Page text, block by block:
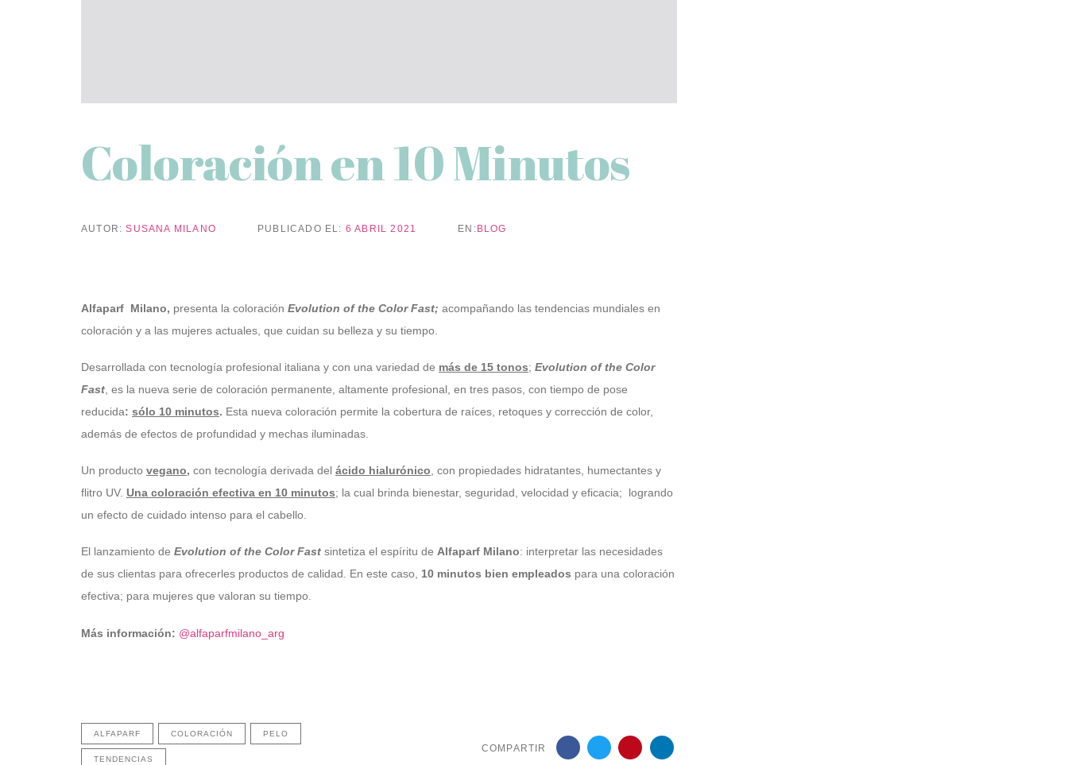
Coloración en 10 Minutos
AUTOR:SUSANA MILANO PUBLICADO EL: 6 ABRIL 2021 EN:BLOG
Alfaparf Milano, presenta la coloración Evolution of the Color Fast; acompañando las tendencias mundiales en
coloración y a las mujeres actuales, que cuidan su belleza y su tiempo.
Desarrollada con tecnología profesional italiana y con una variedad de más de 15 tonos; Evolution of the Color
Fast , es la nueva serie de coloración permanente, altamente profesional, en tres pasos, con tiempo de pose
reducida: sólo 10 minutos. Esta nueva coloración permite la cobertura de raíces, retoques y corrección de color,
además de efectos de profundidad y mechas iluminadas.
Un producto vegano, con tecnología derivada del ácido hialurónico, con propiedades hidratantes, humectantes y
flitro UV. Una coloración efectiva en 10 minutos; la cual brinda bienestar, seguridad, velocidad y eficacia; logrando
un efecto de cuidado intenso para el cabello.
El lanzamiento de Evolution of the Color Fast sintetiza el espíritu de Alfaparf Milano: interpretar las necesidades
de sus clientas para ofrecerles productos de calidad. En este caso, 10 minutos bien empleados para una coloración
efectiva; para mujeres que valoran su tiempo.
Más información: @alfaparfmilano_arg
ALFAPARF COLORACIÓN PELO
TENDENCIAS
COMPARTIR